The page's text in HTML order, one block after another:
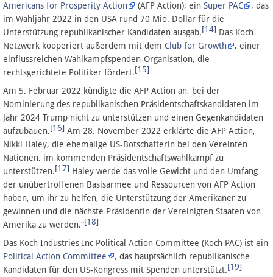
Americans for Prosperity Action
(AFP Action), ein Super PAC
, das
im Wahljahr 2022 in den USA rund 70 Mio. Dollar für die
Unterstützung republikanischer Kandidaten ausgab.[14] Das Koch-
Netzwerk kooperiert außerdem mit dem Club for Growth
, einer
einflussreichen Wahlkampfspenden-Organisation, die
rechtsgerichtete Politiker fördert.[15]
Am 5. Februar 2022 kündigte die AFP Action an, bei der
Nominierung des republikanischen Präsidentschaftskandidaten im
Jahr 2024 Trump nicht zu unterstützen und einen Gegenkandidaten
aufzubauen.[16] Am 28. November 2022 erklärte die AFP Action,
Nikki Haley, die ehemalige US-Botschafterin bei den Vereinten
Nationen, im kommenden Präsidentschaftswahlkampf zu
unterstützen.[17] Haley werde das volle Gewicht und den Umfang
der unübertroffenen Basisarmee und Ressourcen von AFP Action
haben, um ihr zu helfen, die Unterstützung der Amerikaner zu
gewinnen und die nächste Präsidentin der Vereinigten Staaten von
Amerika zu werden.“[18]
Das Koch Industries Inc Political Action Committee (Koch PAC) ist ein
Political Action Committee
, das hauptsächlich republikanische
Kandidaten für den US-Kongress mit Spenden unterstützt.[19]